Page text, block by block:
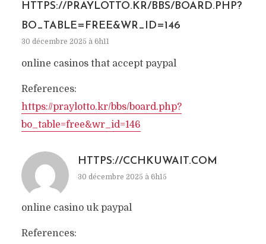
HTTPS://PRAYLOTTO.KR/BBS/BOARD.PHP?
BO_TABLE=FREE&WR_ID=146
30 décembre 2025 à 6h11
online casinos that accept paypal
References:
https://praylotto.kr/bbs/board.php?
bo_table=free&wr_id=146
HTTPS://CCHKUWAIT.COM
30 décembre 2025 à 6h15
online casino uk paypal
References: